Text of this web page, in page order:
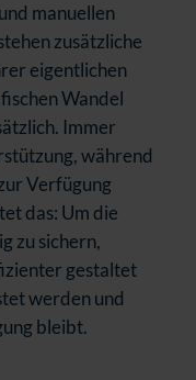
manuellen
zusätzliche
eigentlichen
Wandel
Immer
während
Verfügung
das: Um die
zu sichern,
gestaltet
werden und
bleibt.